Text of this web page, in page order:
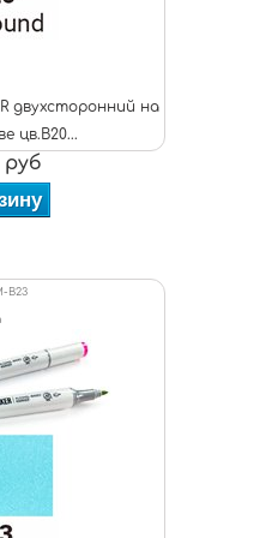
двухсторонний на
цв.B20...
руб
B23